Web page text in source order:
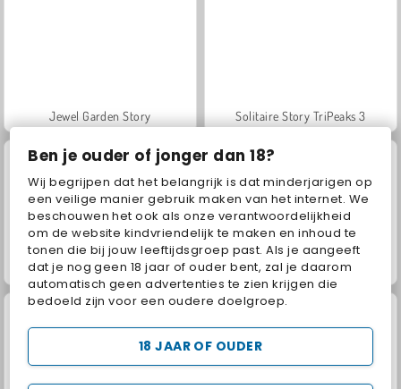
Ben je ouder of jonger dan 18?
Wij begrijpen dat het belangrijk is dat minderjarigen op
een veilige manier gebruik maken van het internet. We
beschouwen het ook als onze verantwoordelijkheid
om de website kindvriendelijk te maken en inhoud te
tonen die bij jouw leeftijdsgroep past. Als je aangeeft
dat je nog geen 18 jaar of ouder bent, zal je daarom
automatisch geen advertenties te zien krijgen die
bedoeld zijn voor een oudere doelgroep.
18 JAAR OF OUDER
Jewel Garden Story Solitaire Story TriPeaks 3
2048 X2 Legends Bubble Shooter Billiard Pool